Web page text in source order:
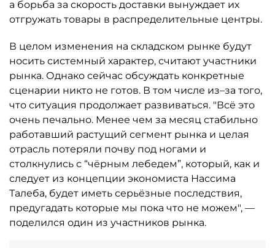
а борьба за скорость доставки вынуждает их
отгружать товары в распределительные центры.
В целом изменения на складском рынке будут
носить системный характер, считают участники
рынка. Однако сейчас обсуждать конкретные
сценарии никто не готов. В том числе из–за того,
что ситуация продолжает развиваться. "Всё это
очень печально. Менее чем за месяц стабильно
работавший растущий сегмент рынка и целая
отрасль потеряли почву под ногами и
столкнулись с “чёрным лебедем”, который, как и
следует из концепции экономиста Нассима
Талеба, будет иметь серьёзные последствия,
предугадать которые мы пока что не можем", —
поделился один из участников рынка.